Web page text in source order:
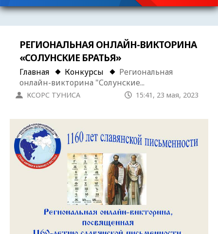
РЕГИОНАЛЬНАЯ ОНЛАЙН-ВИКТОРИНА
«СОЛУНСКИЕ БРАТЬЯ»
Главная Конкурсы
Региональная
онлайн-викторина "Солунские...
КСОРС ТУНИСА 15:41, 23 мая, 2023